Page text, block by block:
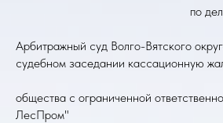
по
Арбитражный суд Волго-Вятского
судебном заседании кассационную
общества с ограниченной
ЛесПром"